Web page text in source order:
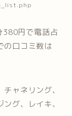
380円で電話占
の口コミ数は
ャネリング、
グ、レイキ、